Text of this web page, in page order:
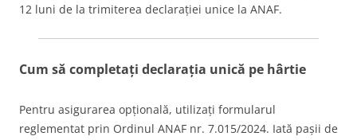
12 luni de la trimiterea declarației unice la ANAF.
Cum să completați declarația unică pe hârtie
Pentru asigurarea opțională, utilizați formularul
reglementat prin Ordinul ANAF nr. 7.015/2024. Iată pașii de